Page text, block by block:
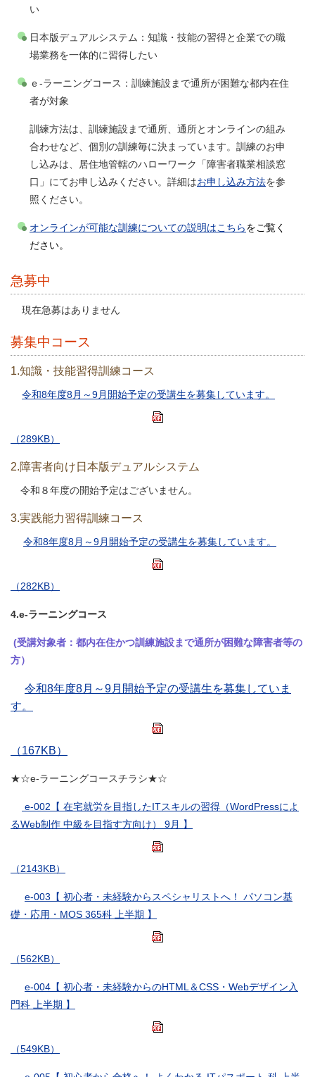
い
日本版デュアルシステム：知識・技能の習得と企業での職
場業務を一体的に習得したい
ｅ-ラーニングコース：訓練施設まで通所が困難な都内在住
者が対象
訓練方法は、訓練施設まで通所、通所とオンラインの組み
合わせなど、個別の訓練毎に決まっています。訓練のお申
し込みは、居住地管轄のハローワーク「障害者職業相談窓
口」にてお申し込みください。詳細はお申し込み方法を参
照ください。
オンラインが可能な訓練についての説明はこちらをご覧く
ださい。
急募中
現在急募はありません
募集中コース
1.知識・技能習得訓練コース
令和8年度8月～9月開始予定の受講生を募集しています。
（289KB）
2.障害者向け日本版デュアルシステム
令和８年度の開始予定はございません。
3.実践能力習得訓練コース
令和8年度8月～9月開始予定の受講生を募集しています。
（282KB）
4.e-ラーニングコース
(受講対象者：都内在住かつ訓練施設まで通所が困難な障害者等の
方）
令和8年度8月～9月開始予定の受講生を募集していま
す。
（167KB）
★☆e-ラーニングコースチラシ★☆
e-002【 在宅就労を目指したITスキルの習得（WordPressによ
るWeb制作 中級を目指す方向け） 9月 】
（2143KB）
e-003【 初心者・未経験からスペシャリストへ！ パソコン基
礎・応用・MOS 365科 上半期 】
（562KB）
e-004【 初心者・未経験からのHTML＆CSS・Webデザイン入
門科 上半期 】
（549KB）